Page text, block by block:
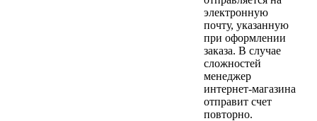
электронную
почту, указанную
при оформлении
заказа. В случае
сложностей
менеджер
интернет-магазина
отправит счет
повторно.